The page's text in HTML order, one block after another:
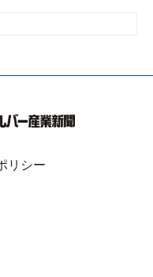
リシー